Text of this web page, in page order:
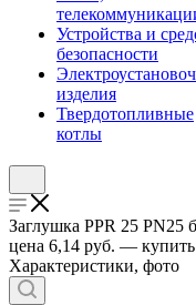
Устройства и
безопасности
изделия
Твердотопливные
котлы
Заглушка PPR 25 PN25
цена 6,14 руб. — купить
Характеристики, фото